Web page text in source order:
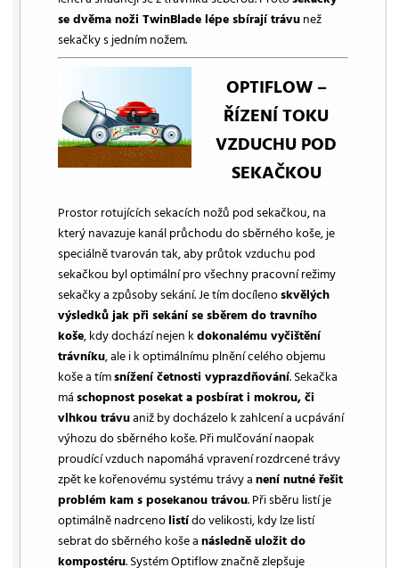
se dvěma noži TwinBlade lépe sbírají trávunež
sekačky s jedním nožem.
OPTIFLOW –
ŘÍZENÍ TOKU
VZDUCHU POD
SEKAČKOU
Prostor rotujících sekacích nožů pod sekačkou, na
který navazuje kanál průchodu do sběrného koše, je
speciálně tvarován tak, aby průtok vzduchu pod
sekačkou byl optimální pro všechny pracovní režimy
sekačky a způsoby sekání. Je tím docílenoskvělých
výsledků jak při sekání se sběrem do travního
koše, kdy dochází nejen kdokonalému vyčištění
trávníku, ale i k optimálnímu plnění celého objemu
koše a tímsnížení četnosti vyprazdňování. Sekačka
máschopnost posekat a posbírat i mokrou, či
vlhkou trávuaniž by docházelo k zahlcení a ucpávání
výhozu do sběrného koše. Při mulčování naopak
proudící vzduch napomáhá vpravení rozdrcené trávy
zpět ke kořenovému systému trávy anení nutné řešit
problém kam s posekanou trávou. Při sběru listí je
optimálně nadrcenolistído velikosti, kdy lze listí
sebrat do sběrného koše anásledně uložit do
kompostéru. Systém Optiflow značně zlepšuje